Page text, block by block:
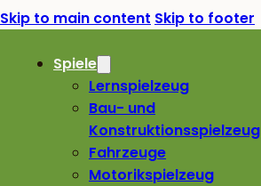
Skip to main content Skip to footer
Spiele
Lernspielzeug
Bau- und
Konstruktionsspielzeug
Fahrzeuge
Motorikspielzeug